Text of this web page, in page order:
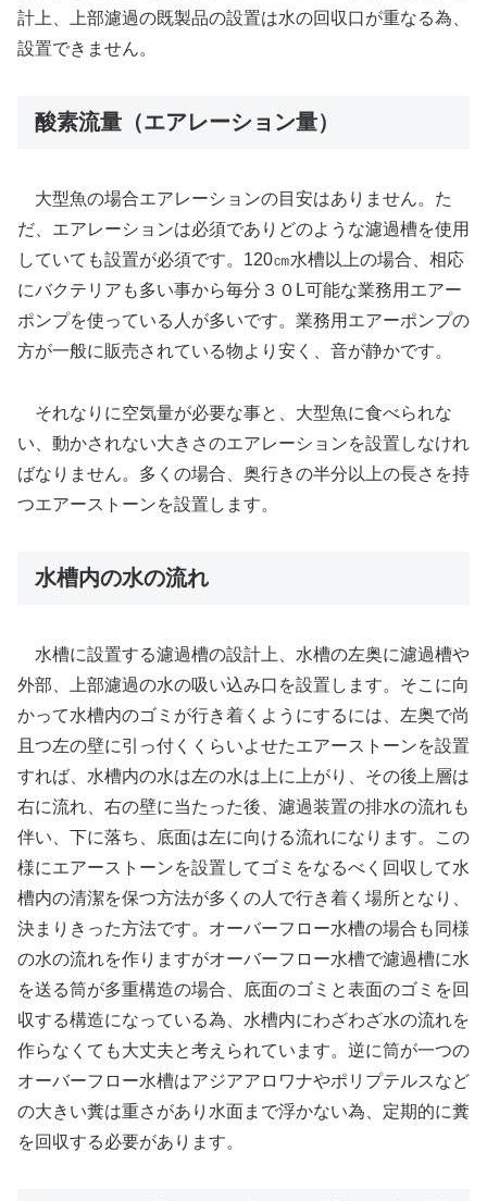
計上、上部濾過の既製品の設置は水の回収口が重なる為、
設置できません。
酸素流量（エアレーション量）
大型魚の場合エアレーションの目安はありません。た
だ、エアレーションは必須でありどのような濾過槽を使用
していても設置が必須です。120㎝水槽以上の場合、相応
にバクテリアも多い事から毎分３０L可能な業務用エアー
ポンプを使っている人が多いです。業務用エアーポンプの
方が一般に販売されている物より安く、音が静かです。
それなりに空気量が必要な事と、大型魚に食べられな
い、動かされない大きさのエアレーションを設置しなけれ
ばなりません。多くの場合、奥行きの半分以上の長さを持
つエアーストーンを設置します。
水槽内の水の流れ
水槽に設置する濾過槽の設計上、水槽の左奥に濾過槽や
外部、上部濾過の水の吸い込み口を設置します。そこに向
かって水槽内のゴミが行き着くようにするには、左奥で尚
且つ左の壁に引っ付くくらいよせたエアーストーンを設置
すれば、水槽内の水は左の水は上に上がり、その後上層は
右に流れ、右の壁に当たった後、濾過装置の排水の流れも
伴い、下に落ち、底面は左に向ける流れになります。この
様にエアーストーンを設置してゴミをなるべく回収して水
槽内の清潔を保つ方法が多くの人で行き着く場所となり、
決まりきった方法です。オーバーフロー水槽の場合も同様
の水の流れを作りますがオーバーフロー水槽で濾過槽に水
を送る筒が多重構造の場合、底面のゴミと表面のゴミを回
収する構造になっている為、水槽内にわざわざ水の流れを
作らなくても大丈夫と考えられています。逆に筒が一つの
オーバーフロー水槽はアジアアロワナやポリプテルスなど
の大きい糞は重さがあり水面まで浮かない為、定期的に糞
を回収する必要があります。